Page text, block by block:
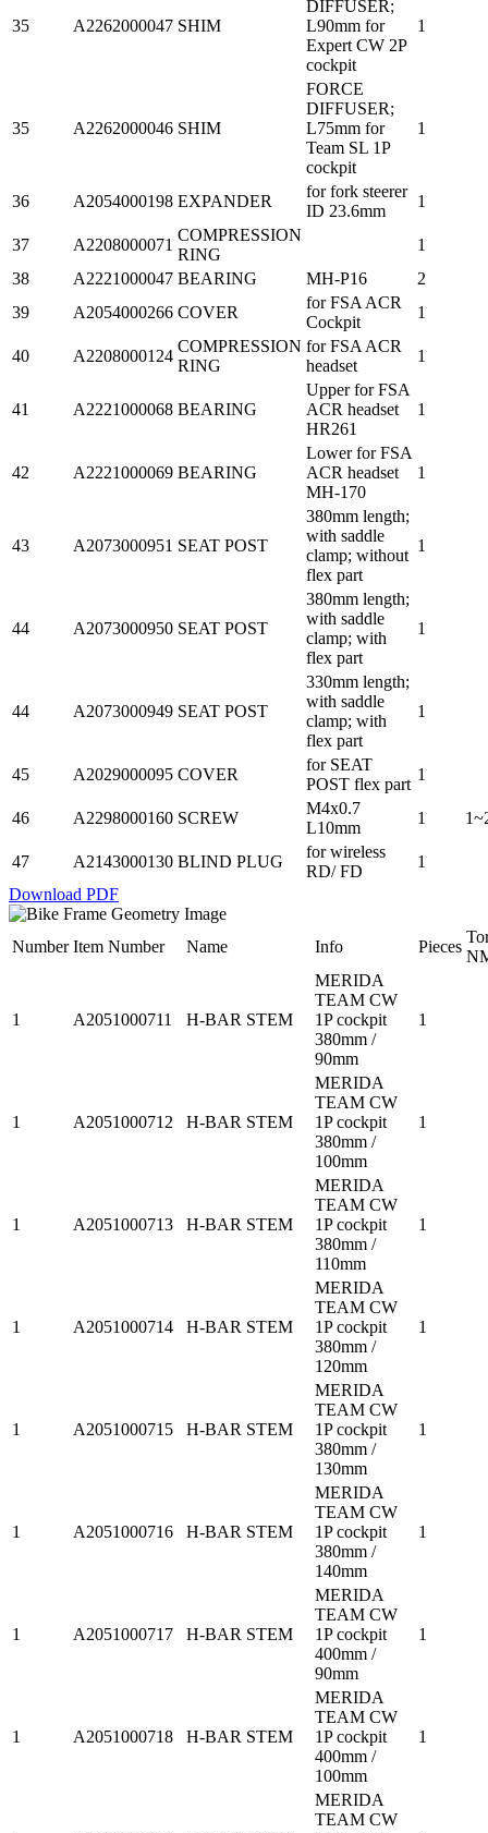
35 A2262000047 SHIM
DIFFUSER;
L90mm for
Expert CW 2P
cockpit
1
35 A2262000046 SHIM
FORCE
DIFFUSER;
L75mm for
Team SL 1P
cockpit
1
36 A2054000198 EXPANDER
for fork steerer
ID 23.6mm
1
37 A2208000071
COMPRESSION
RING
1
38
A2221000047 BEARING MH-P16
2
39
A2054000266 COVER
for FSA ACR
Cockpit
1
40 A2208000124
COMPRESSION
RING
for FSA ACR
headset
1
41 A2221000068 BEARING
Upper for FSA
ACR headset
HR261
1
42 A2221000069 BEARING
Lower for FSA
ACR headset
MH-170
1
43 A2073000951 SEAT POST
380mm length;
with saddle
clamp; without
flex part
1
44 A2073000950 SEAT POST
380mm length;
with saddle
clamp; with
flex part
1
44 A2073000949 SEAT POST
330mm length;
with saddle
clamp; with
flex part
1
45 A2029000095 COVER
for SEAT
POST flex part
1
46 A2298000160 SCREW
M4x0.7
L10mm
1
47 A2143000130 BLIND PLUG
for wireless
RD/ FD
1
Download PDF
Number Item Number Name Info Pieces
1 A2051000711 H-BAR STEM
MERIDA
TEAM CW
1P cockpit
380mm /
90mm
1
1 A2051000712 H-BAR STEM
MERIDA
TEAM CW
1P cockpit
380mm /
100mm
1
1 A2051000713 H-BAR STEM
MERIDA
TEAM CW
1P cockpit
380mm /
110mm
1
1 A2051000714 H-BAR STEM
MERIDA
TEAM CW
1P cockpit
380mm /
120mm
1
1 A2051000715 H-BAR STEM
MERIDA
TEAM CW
1P cockpit
380mm /
130mm
1
1 A2051000716 H-BAR STEM
MERIDA
TEAM CW
1P cockpit
380mm /
140mm
1
1 A2051000717 H-BAR STEM
MERIDA
TEAM CW
1P cockpit
400mm /
90mm
1
1 A2051000718 H-BAR STEM
MERIDA
TEAM CW
1P cockpit
400mm /
100mm
1
MERIDA
TEAM CW